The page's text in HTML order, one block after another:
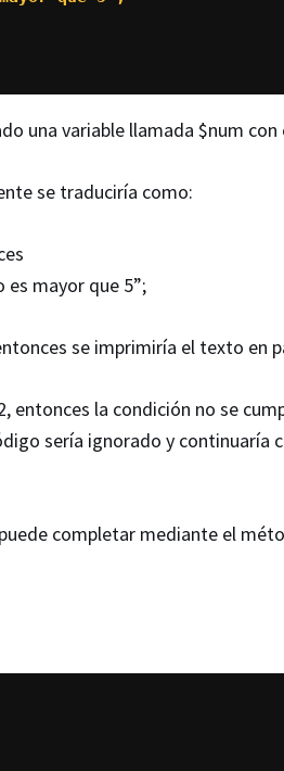
una variable llamada $num con
se traduciría como:
es mayor que 5”;
se imprimiría el texto en
entonces la condición no se
sería ignorado y continuaría
completar mediante el